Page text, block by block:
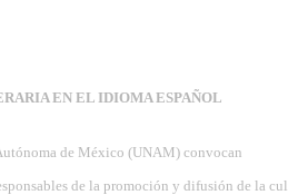
EN EL IDIOMA ESPAÑOL
de México (UNAM) convocan
de la promoción y difusión de la